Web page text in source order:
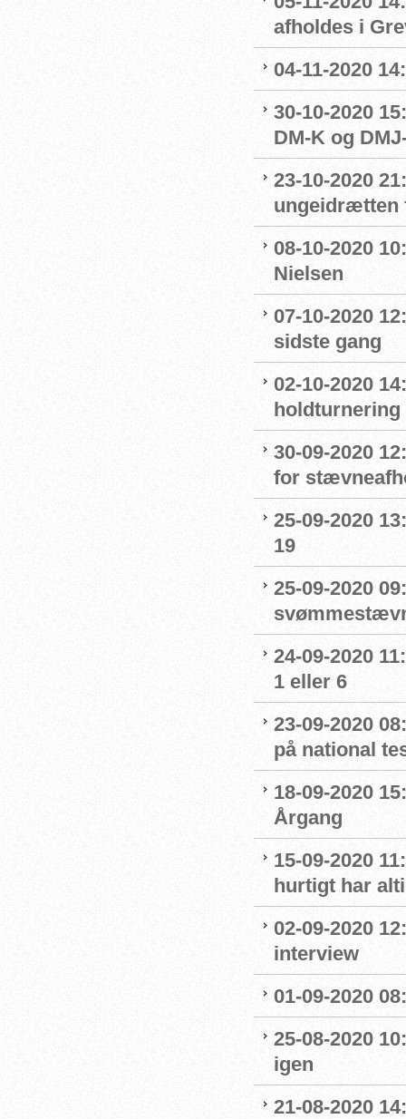
afholdes i
04-11-2020
30-10-2020
DM-K og
23-10-2020
ungeidrætten
08-10-2020
Nielsen
07-10-2020
sidste gang
02-10-2020
holdturnering
30-09-2020
for
25-09-2020
19
25-09-2020
24-09-2020
1 eller 6
23-09-2020
på national
18-09-2020
Årgang
15-09-2020
hurtigt har
02-09-2020
interview
01-09-2020
25-08-2020
igen
21-08-2020